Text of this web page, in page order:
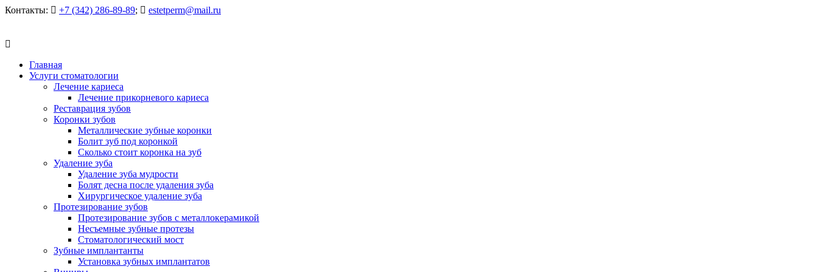
Контакты: +7 (342) 286-89-89; estetperm@mail.ru
Главная
Услуги стоматологии
Лечение кариеса
Лечение прикорневого кариеса
Реставрация зубов
Коронки зубов
Металлические зубные коронки
Болит зуб под коронкой
Сколько стоит коронка на зуб
Удаление зуба
Удаление зуба мудрости
Болят десна после удаления зуба
Хирургическое удаление зуба
Протезирование зубов
Протезирование зубов с металлокерамикой
Несъемные зубные протезы
Стоматологический мост
Зубные имплантанты
Установка зубных имплантатов